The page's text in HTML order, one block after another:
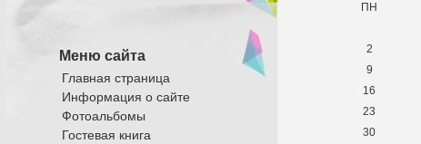
Меню сайта
Главная страница
Информация о сайте
Фотоальбомы
Гостевая книга
ПН
2
9
16
23
30